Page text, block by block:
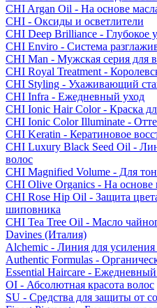
CHI Argan Oil - На основе
CHI - Оксиды и осветлители
CHI Deep Brilliance - Глубокое
CHI Enviro - Система
CHI Man - Мужская серия для
CHI Royal Treatment -
CHI Styling - Ухаживающий
CHI Infra - Ежедневный уход
CHI Ionic Hair Color - Краска
CHI Ionic Color Illuminate -
CHI Keratin - Кератиновое
CHI Luxury Black Seed Oil -
волос
CHI Magnified Volume - Для
CHI Olive Organics - На основе
CHI Rose Hip Oil - Защита
шиповника
CHI Tea Tree Oil - Масло
Davines (Италия)
Alchemic - Линия для
Authentic Formulas -
Essential Haircare -
OI - Абсолютная красота волос
SU - Средства для защиты от